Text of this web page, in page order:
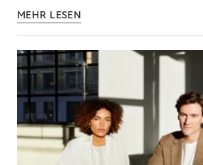
MEHR LESEN